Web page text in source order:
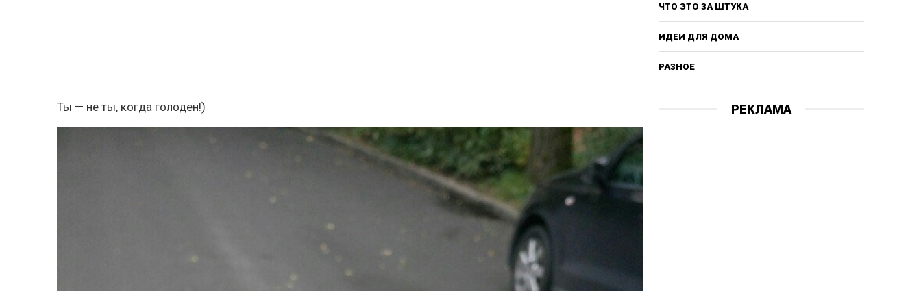
Ты — не ты, когда голоден!)
ЧТО ЭТО ЗА ШТУКА
ИДЕИ ДЛЯ ДОМА
РАЗНОЕ
РЕКЛАМА